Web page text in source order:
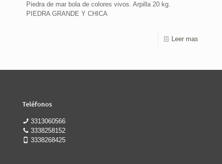
Piedra de mar bola de colores vivos. Arpilla 20 kg.
PIEDRA GRANDE Y CHICA
Leer mas
Teléfonos
3313060566
3338258152
3338268425